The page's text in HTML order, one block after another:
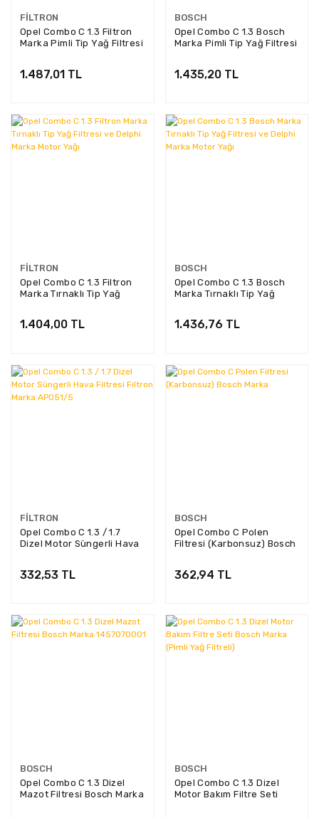
FILTRON
Opel Combo C 1.3 Filtron
Marka Pimli Tip Yağ Filtresi
1.487,01 TL
BOSCH
Opel Combo C 1.3 Bosch
Marka Pimli Tip Yağ Filtresi
1.435,20 TL
FILTRON
Opel Combo C 1.3 Filtron
Marka Tırnaklı Tip Yağ
1.404,00 TL
BOSCH
Opel Combo C 1.3 Bosch
Marka Tırnaklı Tip Yağ
1.436,76 TL
FILTRON
Opel Combo C 1.3 / 1.7
Dizel Motor Süngerli Hava
332,53 TL
BOSCH
Opel Combo C Polen
Filtresi (Karbonsuz) Bosch
362,94 TL
BOSCH
Opel Combo C 1.3 Dizel
Mazot Filtresi Bosch Marka
BOSCH
Opel Combo C 1.3 Dizel
Motor Bakım Filtre Seti